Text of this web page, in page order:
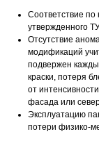
Соответствие по
утвержденного
Отсутствие
модификаций
подвержен
краски, потеря
от
фасада или
Эксплуатацию
потери физико-